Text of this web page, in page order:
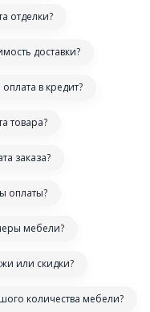
отделки?
доставки?
в кредит?
товара?
заказа?
оплаты?
мебели?
или скидки?
количества мебели?